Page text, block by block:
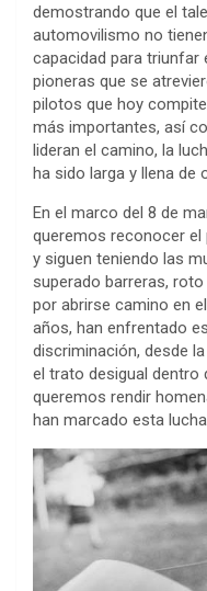
demostrando que el
automovilismo no
capacidad para triunfar
pioneras que se
pilotos que hoy
más importantes, así
lideran el camino, la
ha sido larga y llena de
En el marco del 8 de
queremos reconocer el
y siguen teniendo las
superado barreras,
por abrirse camino en
años, han enfrentado
discriminación, desde
el trato desigual dentro
queremos rendir
han marcado esta